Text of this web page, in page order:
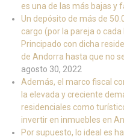
es una de las más bajas y
Un depósito de más de
cargo (por la pareja o cada
Principado con dicha
de Andorra hasta que no
agosto 30, 2022
Además, el marco fiscal
la elevada y creciente
residenciales como
invertir en inmuebles en
Por supuesto, lo ideal es